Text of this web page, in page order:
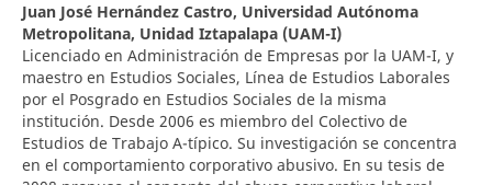
Juan José Hernández Castro, Universidad Autónoma
Metropolitana, Unidad Iztapalapa (UAM-I)
Licenciado en Administración de Empresas por la UAM-I, y
maestro en Estudios Sociales, Línea de Estudios Laborales
por el Posgrado en Estudios Sociales de la misma
institución. Desde 2006 es miembro del Colectivo de
Estudios de Trabajo A-típico. Su investigación se concentra
en el comportamiento corporativo abusivo. En su tesis de